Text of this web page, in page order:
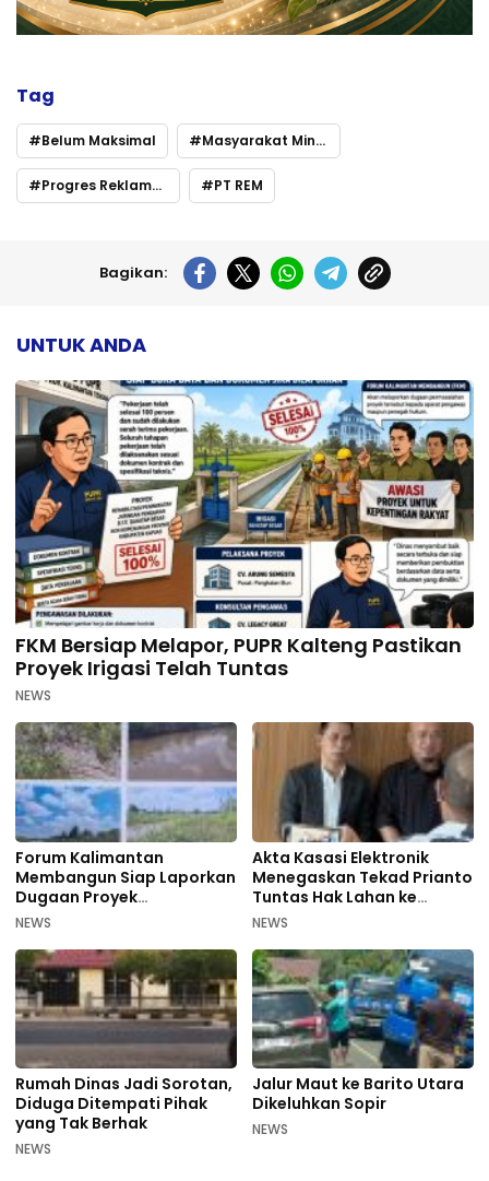
Tag
Belum Maksimal Masyarakat Minta Kejelasan
Progres Reklamasi PT REM
Bagikan:
UNTUK ANDA
FKM Bersiap Melapor, PUPR Kalteng Pastikan
Proyek Irigasi Telah Tuntas
NEWS
Forum Kalimantan
Membangun Siap Laporkan
Dugaan Proyek
Bermasalah PUPR Kalteng
NEWS
Akta Kasasi Elektronik
Menegaskan Tekad Prianto
Tuntas Hak Lahan ke
Mahkamah Agung
NEWS
Rumah Dinas Jadi Sorotan,
Diduga Ditempati Pihak
yang Tak Berhak
NEWS
Jalur Maut ke Barito Utara
Dikeluhkan Sopir
NEWS